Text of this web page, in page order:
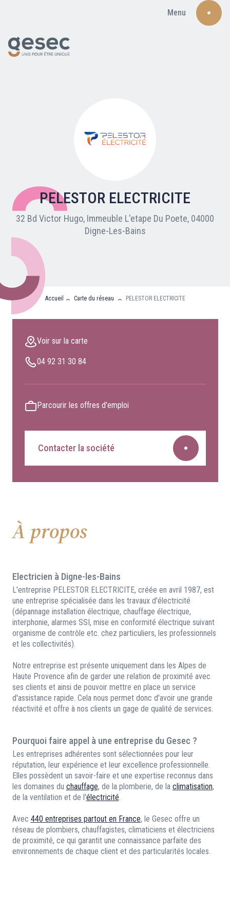
Menu
Nos adhérents
Carte du réseau
Nos partenaires
Clients professionnels
Blog
Nous rejoindre
PELESTOR ELECTRICITE
32 Bd Victor Hugo, Immeuble L'etape Du Poete, 04000
Digne-Les-Bains
Accueil Carte du réseau PELESTOR ELECTRICITE
Voir sur la carte
04 92 31 30 84
Parcourir les offres d'emploi
Contacter la société
À propos
Electricien à Digne-les-Bains
L'entreprise PELESTOR ELECTRICITE, créée en avril 1987, est
une entreprise spécialisée dans les travaux d'électricité
(dépannage installation électrique, chauffage électrique,
interphonie, alarmes SSI, mise en conformité électrique suivant
organisme de contrôle etc. chez particuliers, les professionnels
et les collectivités).
Notre entreprise est présente uniquement dans les Alpes de
Haute Provence afin de garder une relation de proximité avec
ses clients et ainsi de pouvoir mettre en place un service
d'assistance rapide. Cela nous permet donc d'avoir une grande
réactivité et offre à nos clients un gage de qualité de services.
Pourquoi faire appel à une entreprise du Gesec ?
Les entreprises adhérentes sont sélectionnées pour leur
réputation, leur expérience et leur excellence professionnelle.
Elles possèdent un savoir-faire et une expertise reconnus dans
les domaines du chauffage, de la plomberie, de la climatisation,
de la ventilation et de l'électricité.
Avec 440 entreprises partout en France, le Gesec offre un
réseau de plombiers, chauffagistes, climaticiens et électriciens
de proximité, ce qui garantit une connaissance parfaite des
environnements de chaque client et des particularités locales.